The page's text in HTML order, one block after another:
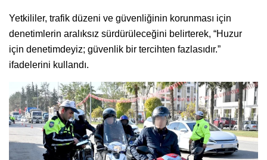
Yetkililer, trafik düzeni ve güvenliğinin korunması için
denetimlerin aralıksız sürdürüleceğini belirterek, “Huzur
için denetimdeyiz; güvenlik bir tercihten fazlasıdır.”
ifadelerini kullandı.